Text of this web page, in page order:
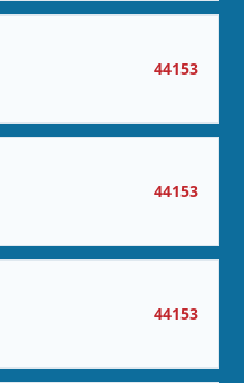
44153
44153
44153